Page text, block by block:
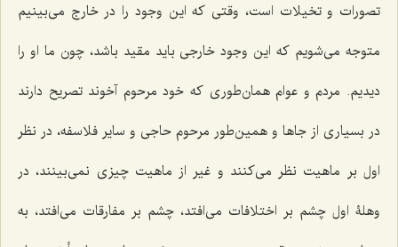
تصورات و تخیلات است، وقتى که این وجود را در خارج مى‌بینیم
متوجه مى‌شویم که این وجود خارجى باید مقید باشد، چون ما او را
دیدیم. مردم و عوام همان‌طورى که خود مرحوم آخوند تصریح دارند
در بسیارى از جاها و همین‌طور مرحوم حاجى و سایر فلاسفه، در نظر
اول بر ماهیت نظر مى‌کنند و غیر از ماهیت چیزى نمى‌بینند، در
وهلۀ اول چشم بر اختلافات مى‌افتد، چشم بر مفارقات مى‌افتد، به